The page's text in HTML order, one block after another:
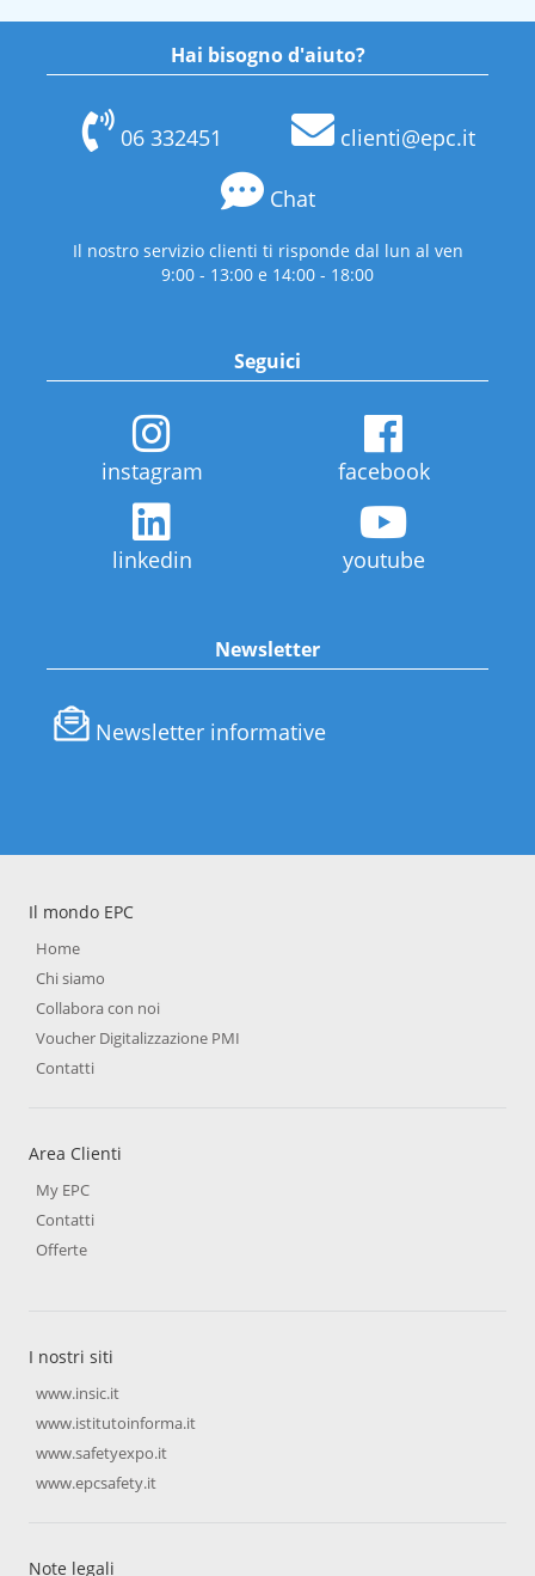
Hai bisogno d'aiuto?
06 332451 clienti@epc.it
Chat
Il nostro servizio clienti ti risponde dal lun al ven
9:00 - 13:00 e 14:00 - 18:00
Seguici
instagram facebook
linkedin youtube
Newsletter
Newsletter informative
Il mondo EPC
Home
Chi siamo
Collabora con noi
Voucher Digitalizzazione PMI
Contatti
Area Clienti
My EPC
Contatti
Offerte
I nostri siti
www.insic.it
www.istitutoinforma.it
www.safetyexpo.it
www.epcsafety.it
Note legali